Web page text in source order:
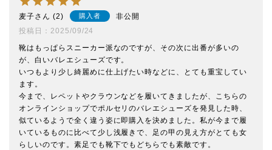
麦子 2 購入者
非公開
投稿日
2025/09/24
靴はもっぱらスニーカー派なのですが、その次に出番が多いの
が、白いバレエシューズです。
いつもより少し綺麗めに仕上げたい時などに、とても重宝してい
ます。
今まで、レペットやクラウンなどを履いてきましたが、こちらの
オンラインショップでポルセリのバレエシューズを発見した時、
似ているようで全く違う姿に即購入を決めました。私が今まで履
いているものに比べて少し浅履きで、足の甲の見え方がとても女
らしいのです。素足でも靴下でもどちらでも素敵です。